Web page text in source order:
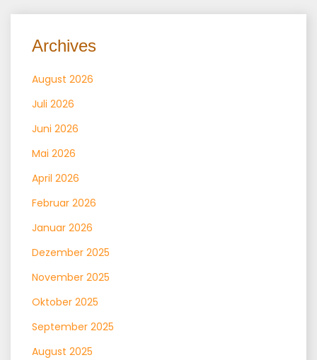
Archives
August 2026
Juli 2026
Juni 2026
Mai 2026
April 2026
Februar 2026
Januar 2026
Dezember 2025
November 2025
Oktober 2025
September 2025
August 2025